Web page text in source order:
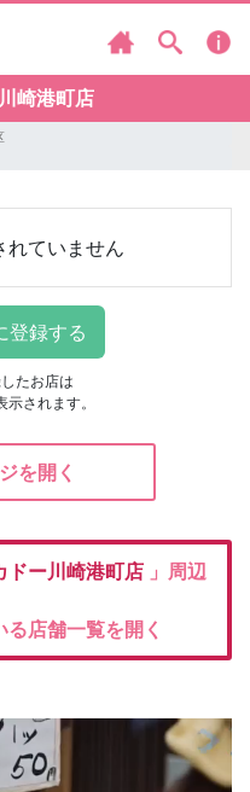
崎港町店
れていません
たお店は
示されます。
を開く
ドー川崎港町店 」周辺
店舗一覧を開く